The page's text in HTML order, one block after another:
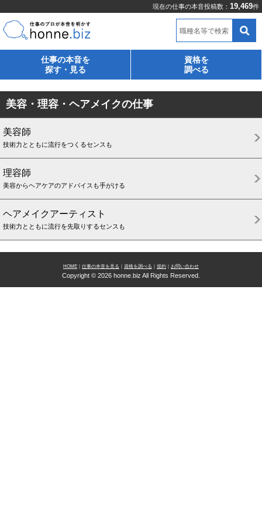
現在の仕事の本音投稿数： 19,469件
職種名等で検索
仕事の本音を
探す・見る
資格を
調べる
美容・理容・ヘアメイクの仕事
美容師
技術力とともに流行をつくるセンスも
理容師
美容からヘアケアのアドバイスも手がける
ヘアメイクアーティスト
技術力とともに流行を先取りするセンスも
HOME 仕事の本音を見る 資格を調べる 規約 お問い合わせ
Copyright © 2026 honne.biz All Rights Reserved.